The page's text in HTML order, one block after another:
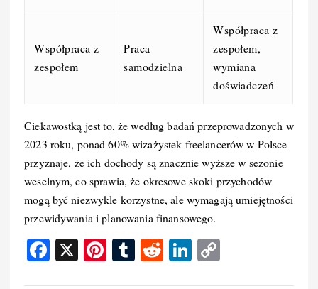
Współpraca z
zespołem
Praca
samodzielna
Współpraca z
zespołem,
wymiana
doświadczeń
Ciekawostką jest to, że według badań przeprowadzonych w
2023 roku, ponad 60% wizażystek freelancerów w Polsce
przyznaje, że ich dochody są znacznie wyższe w sezonie
weselnym, co sprawia, że okresowe skoki przychodów
mogą być niezwykle korzystne, ale wymagają umiejętności
przewidywania i planowania finansowego.
F
X
Pi T
R
Li